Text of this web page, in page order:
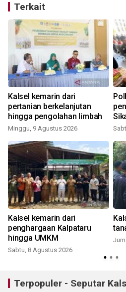
Terkait
Kalsel kemarin dari
pertanian berkelanjutan
hingga pengolahan limbah
Minggu, 9 Agustus 2026
Kalsel kemarin dari
penghargaan Kalpataru
hingga UMKM
Sabtu, 8 Agustus 2026
Terpopuler - Seputar